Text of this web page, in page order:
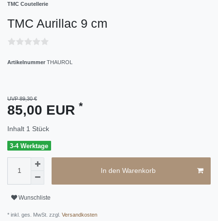
TMC Coutellerie
TMC Aurillac 9 cm
Artikelnummer THAUROL
UVP 89,30 €
85,00 EUR *
Inhalt 1 Stück
3-4 Werktage
In den Warenkorb
Wunschliste
* inkl. ges. MwSt. zzgl. Versandkosten